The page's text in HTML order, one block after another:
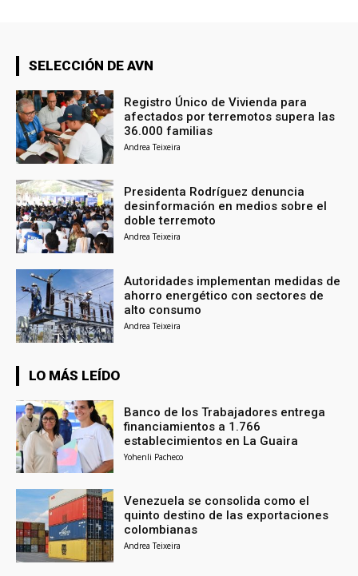
SELECCIÓN DE AVN
Registro Único de Vivienda para
afectados por terremotos supera las
36.000 familias
Andrea Teixeira
Presidenta Rodríguez denuncia
desinformación en medios sobre el
doble terremoto
Andrea Teixeira
Autoridades implementan medidas de
ahorro energético con sectores de
alto consumo
Andrea Teixeira
LO MÁS LEÍDO
Banco de los Trabajadores entrega
financiamientos a 1.766
establecimientos en La Guaira
Yohenli Pacheco
Venezuela se consolida como el
quinto destino de las exportaciones
colombianas
Andrea Teixeira